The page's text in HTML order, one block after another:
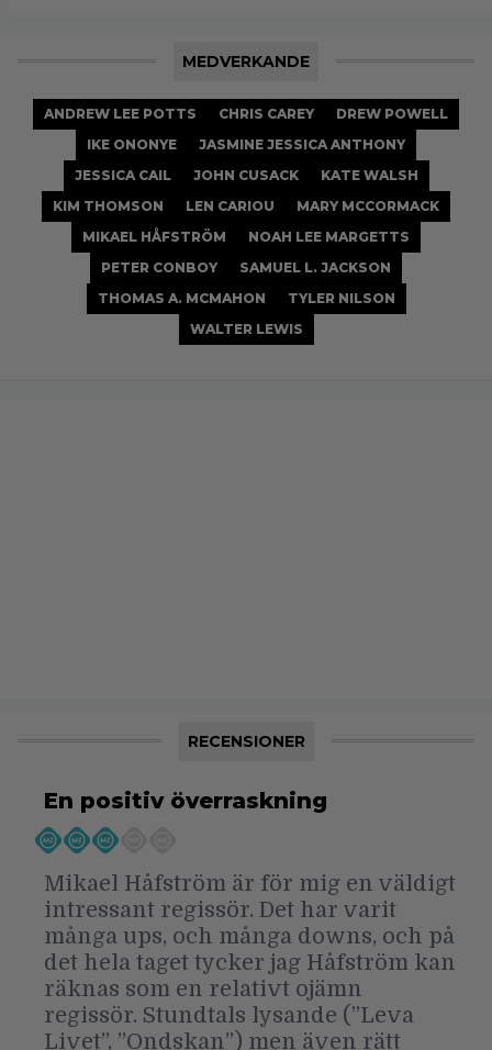
MEDVERKANDE
ANDREW LEE POTTS CHRIS CAREY
DREW POWELL
IKE ONONYE
JASMINE JESSICA ANTHONY
JESSICA CAIL
JOHN CUSACK
KATE WALSH
KIM THOMSON
LEN CARIOU
MARY MCCORMACK
MIKAEL HÅFSTRÖM
NOAH LEE MARGETTS
PETER CONBOY
SAMUEL L. JACKSON
THOMAS A. MCMAHON
TYLER NILSON
WALTER LEWIS
RECENSIONER
En positiv överraskning
Mikael Håfström är för mig en väldigt
intressant regissör. Det har varit
många ups, och många downs, och på
det hela taget tycker jag Håfström kan
räknas som en relativt ojämn
regissör. Stundtals lysande (”Leva
Livet”, ”Ondskan”) men även rätt